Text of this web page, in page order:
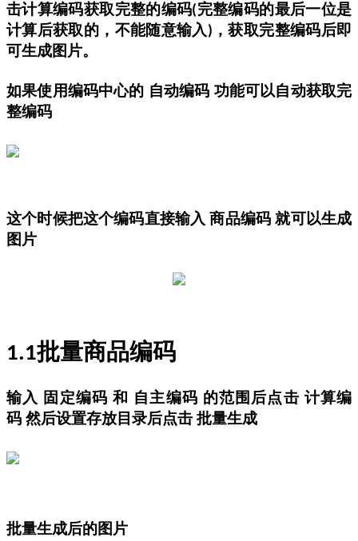
击计算编码获取完整的编码(完整编码的最后一位是
计算后获取的，不能随意输入) ，获取完整编码后即
可生成图片。
如果使用编码中心的 自动编码 功能可以自动获取完
整编码
这个时候把这个编码直接输入 商品编码 就可以生成
图片
1.1批量商品编码
输入 固定编码 和 自主编码 的范围后点击 计算编
码 然后设置存放目录后点击 批量生成
批量生成后的图片